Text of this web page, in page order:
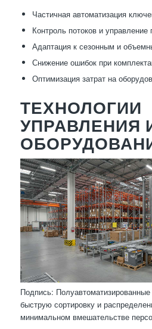
Частичная автоматизация
Контроль потоков и
Адаптация к сезонным и
Снижение ошибок при
Оптимизация затрат на
ТЕХНОЛОГИИ
УПРАВЛЕНИЯ
Подпись:
быструю сортировку и
минимальном вмешательстве